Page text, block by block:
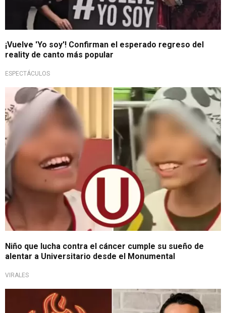
¡Vuelve 'Yo soy'! Confirman el esperado regreso del
reality de canto más popular
ESPECTÁCULOS
Deseo hecho realidad
Niño que lucha contra el cáncer cumple su sueño de
alentar a Universitario desde el Monumental
VIRALES
¡Dejará el programa!